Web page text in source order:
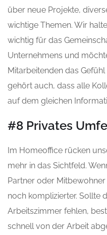
über neue Projekte,
wichtige Themen. Wir
wichtig für das
Unternehmens und
Mitarbeitenden das
gehört auch, dass alle
auf dem gleichen
#8 Privates
Im Homeoffice rücken
mehr in das Sichtfeld.
Partner oder
noch komplizierter. Sollte
Arbeitszimmer fehlen,
schnell von der Arbeit